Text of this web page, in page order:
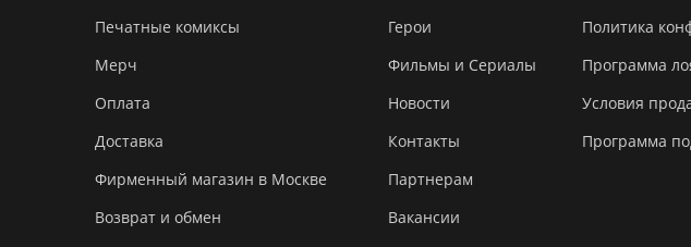
Печатные комиксы
Мерч
Оплата
Доставка
Фирменный магазин в Москве
Возврат и обмен
Герои
Фильмы и Сериалы
Новости
Контакты
Партнерам
Вакансии
Политика
Программа
Условия
Программа